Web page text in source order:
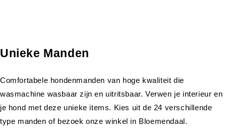
Unieke Manden
Comfortabele hondenmanden van hoge kwaliteit die
wasmachine wasbaar zijn en uitritsbaar. Verwen je interieur en
je hond met deze unieke items. Kies uit de 24 verschillende
type manden of bezoek onze winkel in Bloemendaal.